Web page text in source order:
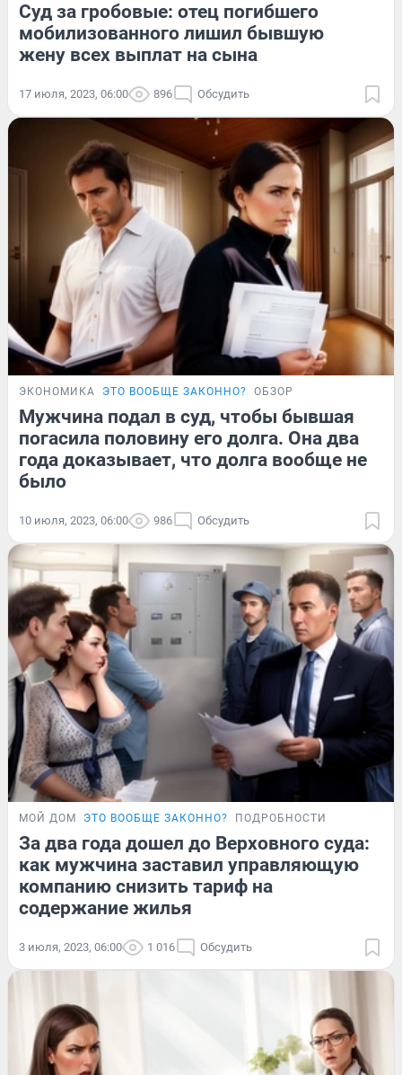
Суд за гробовые: отец погибшего
мобилизованного лишил бывшую
жену всех выплат на сына
17 июля, 2023, 06:00 896 Обсудить
ЭКОНОМИКА ЭТО ВООБЩЕ ЗАКОННО? ОБЗОР
Мужчина подал в суд, чтобы бывшая
погасила половину его долга. Она два
года доказывает, что долга вообще не
было
10 июля, 2023, 06:00 986 Обсудить
МОЙ ДОМ ЭТО ВООБЩЕ ЗАКОННО? ПОДРОБНОСТИ
За два года дошел до Верховного суда:
как мужчина заставил управляющую
компанию снизить тариф на
содержание жилья
3 июля, 2023, 06:00 1 016 Обсудить